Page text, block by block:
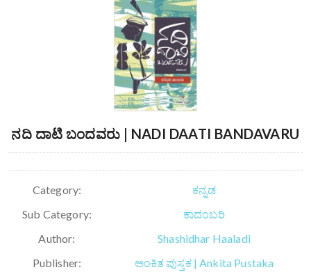
ನದಿ ದಾಟಿ ಬಂದವರು | NADI DAATI BANDAVARU
Category:
ಕನ್ನಡ
Sub Category:
ಕಾದಂಬರಿ
Author:
Shashidhar Haaladi
Publisher:
ಅಂಕಿತ ಪುಸ್ತಕ | Ankita Pustaka